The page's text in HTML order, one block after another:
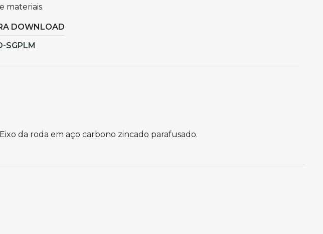
materiais.
DOWNLOAD
SGPLM
da roda em aço carbono zincado parafusado.